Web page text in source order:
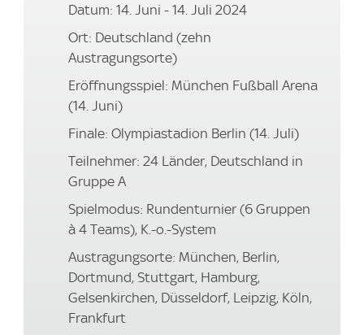
Datum: 14. Juni - 14. Juli 2024
Ort: Deutschland (zehn
Austragungsorte)
Eröffnungsspiel: München Fußball Arena
(14. Juni)
Finale: Olympiastadion Berlin (14. Juli)
Teilnehmer: 24 Länder, Deutschland in
Gruppe A
Spielmodus: Rundenturnier (6 Gruppen
à 4 Teams), K.-o.-System
Austragungsorte: München, Berlin,
Dortmund, Stuttgart, Hamburg,
Gelsenkirchen, Düsseldorf, Leipzig, Köln,
Frankfurt